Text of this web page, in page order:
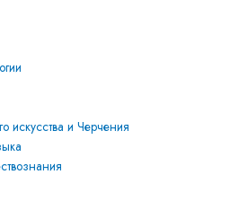
искусства и Черчения